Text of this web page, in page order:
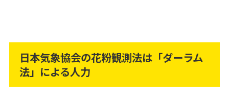
日本気象協会の花粉観測法は「ダーラム
法」による人力